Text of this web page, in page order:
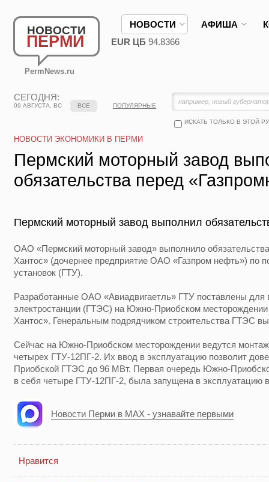
НОВОСТИ
ПЕРМИ
PermNews.ru
НОВОСТИ АФИША
EUR ЦБ 94.8366
СЕГОДНЯ:
09 АВГУСТА, ВС
ИСКАТЬ ТОЛЬКО В ЭТОЙ
ВСЕ ПОПУЛЯРНЫЕ
НОВОСТИ ЭКОНОМИКИ В ПЕРМИ
Пермский моторный завод
обязательства перед
Пермский моторный завод выполнил
ОАО «Пермский моторный завод» выполнило
Хантос» (дочернее предприятие ОАО «Газпром нефть») по
установок (ГТУ).
Разработанные ОАО «Авиадвигаетль» ГТУ поставлены для
электростанции (ГТЭС) на Южно-Приобском
Хантос». Генеральным подрядчиком строительства ГТЭС
Сейчас на Южно-Приобском месторождении ведутся
четырех ГТУ-12ПГ-2. Их ввод в эксплуатацию позволит
Приобской ГТЭС до 96 МВт. Первая очередь Южно-
в себя четыре ГТУ-12ПГ-2, была запущена в эксплуатацию
Новости Перми в MAX - узнавайте первыми
Нравится